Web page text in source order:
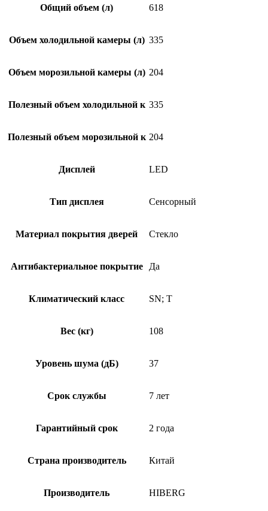
Общий объем (л) 618
Объем холодильной камеры (л) 335
Объем морозильной камеры (л) 204
Полезный объем холодильной к 335
Полезный объем морозильной к 204
Дисплей LED
Тип дисплея Сенсорный
Материал покрытия дверей Стекло
Антибактериальное покрытие Да
Климатический класс SN; T
Вес (кг) 108
Уровень шума (дБ) 37
Срок службы 7 лет
Гарантийный срок 2 года
Страна производитель Китай
Производитель HIBERG